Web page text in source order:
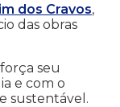
dos Cravos,
das obras
seu
e com o
sustentável.